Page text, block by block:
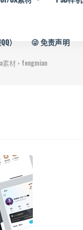
） 😜 免责声明
素材 > fengmian